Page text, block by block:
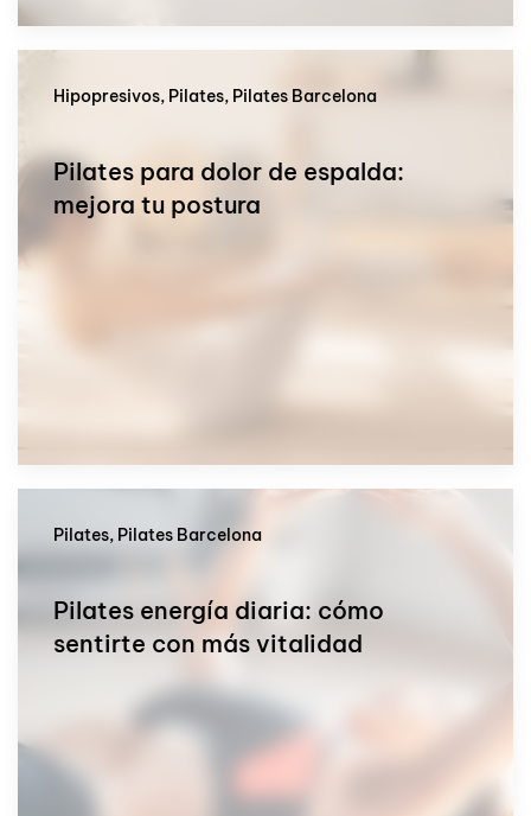
Hipopresivos, Pilates, Pilates Barcelona
Pilates para dolor de espalda:
mejora tu postura
Pilates, Pilates Barcelona
Pilates energía diaria: cómo
sentirte con más vitalidad